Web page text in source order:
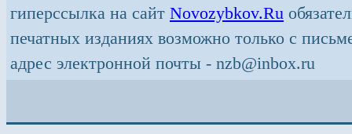
гиперссылка на сайт Novozybkov.Ru
печатных изданиях возможно только с
адрес электронной почты - nzb@inbox.ru